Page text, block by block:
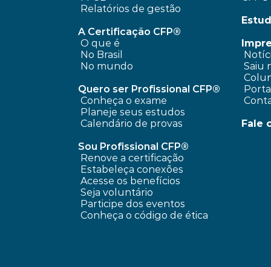
Relatórios de gestão
A Certificação CFP®
O que é
No Brasil
No mundo
Quero ser Profissional CFP®
Conheça o exame
Planeje seus estudos
Calendário de provas
Sou Profissional CFP®
Renove a certificação
Estabeleça conexões
Acesse os benefícios
Seja voluntário
Participe dos eventos
Conheça o código de ética
Saiu
Fale